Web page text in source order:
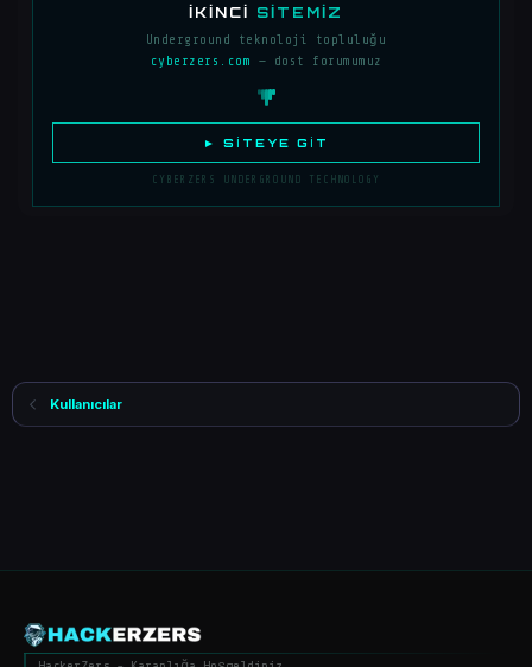
İKINCI SITEMIZ
Underground teknoloji topluluğu
cyberzers.com — dost forumumuz
► SITEYE GIT
CYBERZERS UNDERGROUND TECHNOLOGY
Kullanıcılar